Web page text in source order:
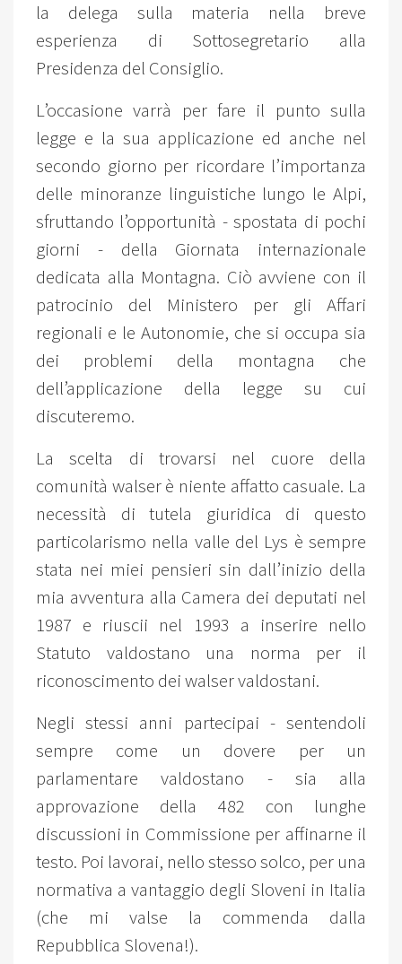
la delega sulla materia nella breve
esperienza di Sottosegretario alla
Presidenza del Consiglio.
L’occasione varrà per fare il punto sulla
legge e la sua applicazione ed anche nel
secondo giorno per ricordare l’importanza
delle minoranze linguistiche lungo le Alpi,
sfruttando l’opportunità - spostata di pochi
giorni - della Giornata internazionale
dedicata alla Montagna. Ciò avviene con il
patrocinio del Ministero per gli Affari
regionali e le Autonomie, che si occupa sia
dei problemi della montagna che
dell’applicazione della legge su cui
discuteremo.
La scelta di trovarsi nel cuore della
comunità walser è niente affatto casuale. La
necessità di tutela giuridica di questo
particolarismo nella valle del Lys è sempre
stata nei miei pensieri sin dall’inizio della
mia avventura alla Camera dei deputati nel
1987 e riuscii nel 1993 a inserire nello
Statuto valdostano una norma per il
riconoscimento dei walser valdostani.
Negli stessi anni partecipai - sentendoli
sempre come un dovere per un
parlamentare valdostano - sia alla
approvazione della 482 con lunghe
discussioni in Commissione per affinarne il
testo. Poi lavorai, nello stesso solco, per una
normativa a vantaggio degli Sloveni in Italia
(che mi valse la commenda dalla
Repubblica Slovena!).